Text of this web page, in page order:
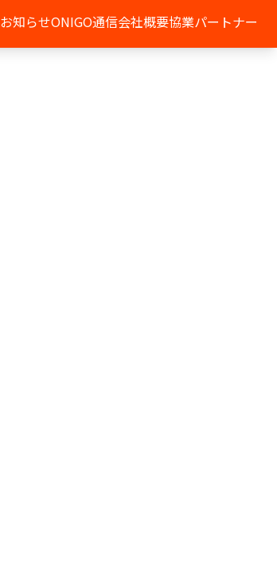
お知らせONIGO通信会社概要協業パートナー